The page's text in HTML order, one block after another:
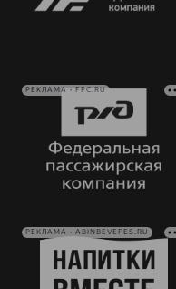
РЕКЛАМА • FPC.RU
РЕКЛАМА • ABINBEVEFES.RU